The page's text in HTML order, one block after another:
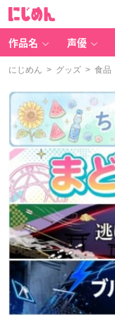
作品名 声優
にじめん > グッズ > 食品